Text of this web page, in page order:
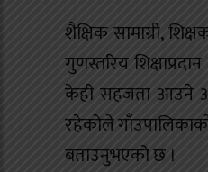
शैक्षिक सामाग्री,
गुणस्तरिय
केही सहजता आउने
रहेकोले
बताउनुभएको छ ।